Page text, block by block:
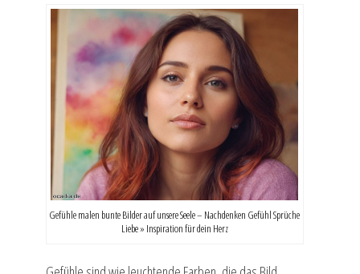
Gefühle malen bunte Bilder auf unsere Seele – Nachdenken Gefühl Sprüche
Liebe » Inspiration für dein Herz